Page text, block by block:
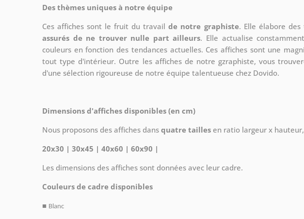
Des thèmes uniques à notre équipe
Ces affiches sont le fruit du travail de notre graphiste. Elle élabore des
assurés de ne trouver nulle part ailleurs. Elle actualise
couleurs en fonction des tendances actuelles. Ces affiches sont une
tout type d'intérieur. Outre les affiches de notre gzraphiste, vous
d'une sélection rigoureuse de notre équipe talentueuse chez Dovido.
Dimensions d'affiches disponibles (en cm)
Nous proposons des affiches dans quatre tailles en ratio largeur x
20x30 | 30x45 | 40x60 | 60x90 |
Les dimensions des affiches sont données avec leur cadre.
Couleurs de cadre disponibles
■ Blanc